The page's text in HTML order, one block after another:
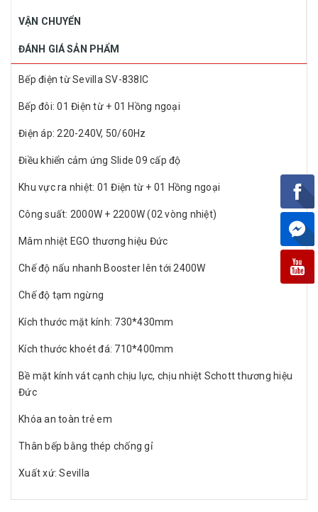
VẬN CHUYỂN
ĐÁNH GIÁ SẢN PHẨM
Bếp điện từ Sevilla SV-838IC
Bếp đôi: 01 Điện từ + 01 Hồng ngoại
Điện áp: 220-240V, 50/60Hz
Điều khiển cảm ứng Slide 09 cấp độ
Khu vực ra nhiệt: 01 Điện từ + 01 Hồng ngoại
Công suất: 2000W + 2200W (02 vòng nhiệt)
Mâm nhiệt EGO thương hiệu Đức
Chế độ nấu nhanh Booster lên tới 2400W
Chế độ tạm ngừng
Kích thước mặt kính: 730*430mm
Kích thước khoét đá: 710*400mm
Bề mặt kính vát cạnh chịu lực, chịu nhiệt Schott thương hiệu
Đức
Khóa an toàn trẻ em
Thân bếp bằng thép chống gỉ
Xuất xứ: Sevilla